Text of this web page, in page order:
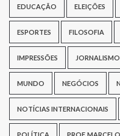
EDUCAÇÃO ELEIÇÕES
ESPORTES FILOSOFIA
IMPRESSÕES JORNALISMO
MUNDO NEGÓCIOS
NOTÍCIAS INTERNACIONAIS